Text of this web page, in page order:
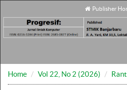
Publisher
Home
Vol 22, No 2 (2026)